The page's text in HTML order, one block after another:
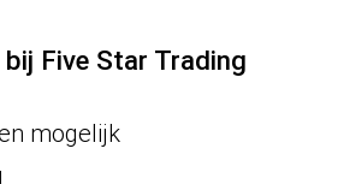
Five Star Trading
mogelijk